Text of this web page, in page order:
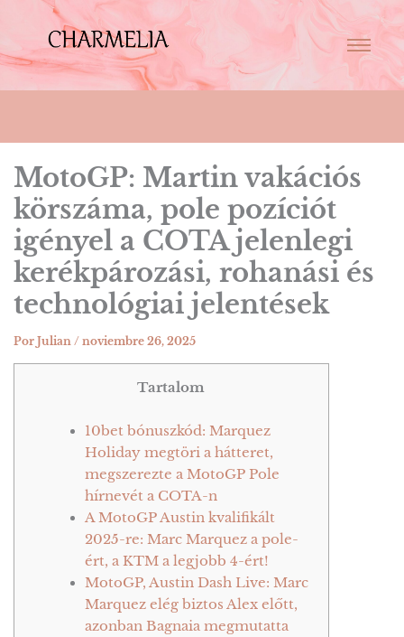
MotoGP: Martin vakációs
körszáma, pole pozíciót
igényel a COTA jelenlegi
kerékpározási, rohanási és
technológiai jelentések
Por Julian / noviembre 26, 2025
Tartalom
10bet bónuszkód: Marquez
Holiday megtöri a hátteret,
megszerezte a MotoGP Pole
hírnevét a COTA-n
A MotoGP Austin kvalifikált
2025-re: Marc Marquez a pole-
ért, a KTM a legjobb 4-ért!
MotoGP, Austin Dash Live: Marc
Marquez elég biztos Alex előtt,
azonban Bagnaia megmutatta